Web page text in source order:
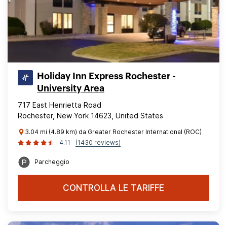
Holiday Inn Express Rochester -
University Area
717 East Henrietta Road
Rochester, New York 14623, United States
3.04 mi (4.89 km) da Greater Rochester International (ROC)
4.11
(1430 reviews)
Parcheggio
CONTROLLA LE TARIFFE